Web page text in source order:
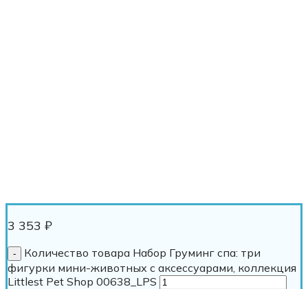
3 353 ₽
Количество товара Набор Груминг спа: три
фигурки мини-животных с аксессуарами, коллекция
Littlest Pet Shop 00638_LPS